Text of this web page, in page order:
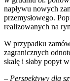
napływu nowych
przemysłowego.
realizowanych na
W przypadku
zagranicznych
skalę i słaby popyt
– Perspektywy dla